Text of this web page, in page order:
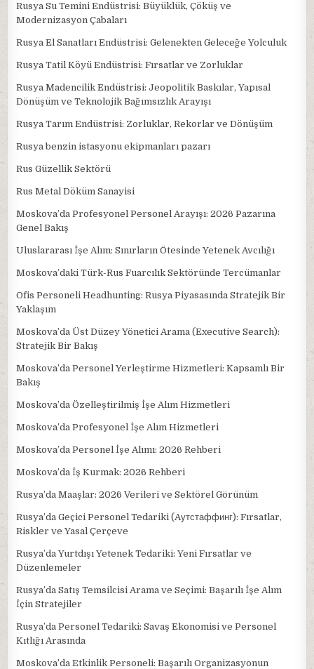
Rusya Su Temini Endüstrisi: Büyüklük, Çöküş ve
Modernizasyon Çabaları
Rusya El Sanatları Endüstrisi: Gelenekten Geleceğe Yolculuk
Rusya Tatil Köyü Endüstrisi: Fırsatlar ve Zorluklar
Rusya Madencilik Endüstrisi: Jeopolitik Baskılar, Yapısal
Dönüşüm ve Teknolojik Bağımsızlık Arayışı
Rusya Tarım Endüstrisi: Zorluklar, Rekorlar ve Dönüşüm
Rusya benzin istasyonu ekipmanları pazarı
Rus Güzellik Sektörü
Rus Metal Döküm Sanayisi
Moskova’da Profesyonel Personel Arayışı: 2026 Pazarına
Genel Bakış
Uluslararası İşe Alım: Sınırların Ötesinde Yetenek Avcılığı
Moskova’daki Türk-Rus Fuarcılık Sektöründe Tercümanlar
Ofis Personeli Headhunting: Rusya Piyasasında Stratejik Bir
Yaklaşım
Moskova’da Üst Düzey Yönetici Arama (Executive Search):
Stratejik Bir Bakış
Moskova’da Personel Yerleştirme Hizmetleri: Kapsamlı Bir
Bakış
Moskova’da Özelleştirilmiş İşe Alım Hizmetleri
Moskova’da Profesyonel İşe Alım Hizmetleri
Moskova’da Personel İşe Alımı: 2026 Rehberi
Moskova’da İş Kurmak: 2026 Rehberi
Rusya’da Maaşlar: 2026 Verileri ve Sektörel Görünüm
Rusya’da Geçici Personel Tedariki (Aутстаффинг): Fırsatlar,
Riskler ve Yasal Çerçeve
Rusya’da Yurtdışı Yetenek Tedariki: Yeni Fırsatlar ve
Düzenlemeler
Rusya’da Satış Temsilcisi Arama ve Seçimi: Başarılı İşe Alım
İçin Stratejiler
Rusya’da Personel Tedariki: Savaş Ekonomisi ve Personel
Kıtlığı Arasında
Moskova’da Etkinlik Personeli: Başarılı Organizasyonun